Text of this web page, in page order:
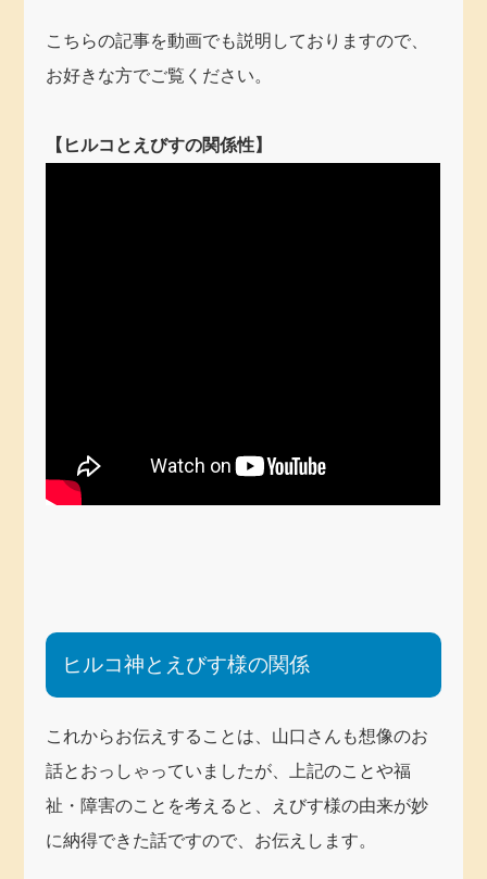
こちらの記事を動画でも説明しておりますので、
お好きな方でご覧ください。
【ヒルコとえびすの関係性】
ヒルコ神とえびす様の関係
これからお伝えすることは、山口さんも想像のお
話とおっしゃっていましたが、上記のことや福
祉・障害のことを考えると、えびす様の由来が妙
に納得できた話ですので、お伝えします。